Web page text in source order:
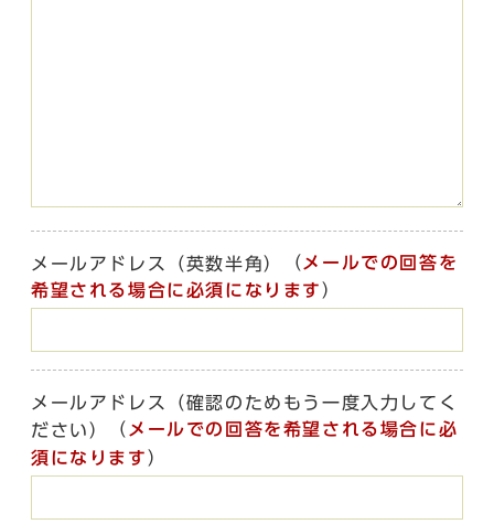
メールアドレス（英数半角） （ メールでの回答を
希望される場合に必須になります ）
メールアドレス（確認のためもう一度入力してく
ださい）
（ メールでの回答を希望される場合に必
須になります ）